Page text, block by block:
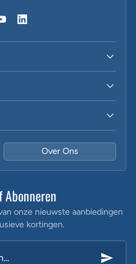
Over Ons
Abonneren
onze nieuwste aanbiedingen
kortingen.